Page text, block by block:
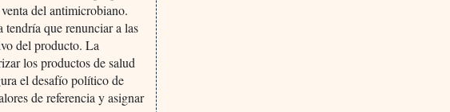
del antimicrobiano.
que renunciar a las
del producto. La
los productos de salud
el desafío político de
de referencia y asignar